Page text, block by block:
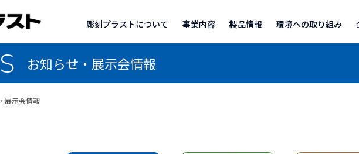
彫刻プラストについて
事業内容
軟包装
包装システム
コーティング製品
企画・受注・生産の流れ(軟包装)
生産部門(設備)のご紹介
品質管理
導入事例
よくあるご質問
製品情報
分野から探す
機能から探す
キーワードから探す
環境への取り組み
環境方針
環境対応包装
トッ
企業
沿革
事業
お知らせ・展示会情報
展示会情報